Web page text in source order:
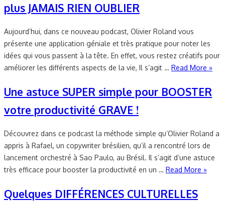
plus JAMAIS RIEN OUBLIER
Aujourd’hui, dans ce nouveau podcast, Olivier Roland vous
présente une application géniale et très pratique pour noter les
idées qui vous passent à la tête. En effet, vous restez créatifs pour
améliorer les différents aspects de la vie, Il s’agit … Read More »
Une astuce SUPER simple pour BOOSTER
votre productivité GRAVE !
Découvrez dans ce podcast la méthode simple qu’Olivier Roland a
appris à Rafael, un copywriter brésilien, qu’il a rencontré lors de
lancement orchestré à Sao Paulo, au Brésil. Il s’agit d’une astuce
très efficace pour booster la productivité en un … Read More »
Quelques DIFFÉRENCES CULTURELLES